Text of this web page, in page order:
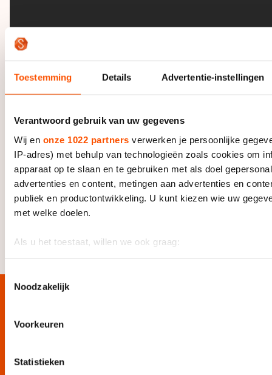
Toestemming Details Advertentie-instellingen
Verantwoord gebruik van uw gegevens
Wij en onze 1022 partners verwerken je persoonlijke
IP-adres) met behulp van technologieën zoals cookies om
apparaat op te slaan en te gebruiken met als doel
advertenties en content, metingen aan advertenties en
publiek en productontwikkeling. U kunt kiezen wie uw
met welke doelen.
Als u het toestaat, willen we ook graag:
Informatie verzamelen over uw geografische locatie, die
Uw apparaat identificeren door het actief te scannen op
Lees meer over hoe uw persoonlijke gegevens worden
Toestemmingsselectie
Noodzakelijk
Voorkeuren
Statistieken
Van Jong tot Goud verhalen
Het schaatscircus keert nog een keer terug naar Thialf
dit seizoen, bij de ISU World Cup Finale (11-13 maart).
Wil je daar net als Enzo ook bij zijn? Koop dan je
tickets viaschaatsen.nl/tickets
schaatsfanmailing